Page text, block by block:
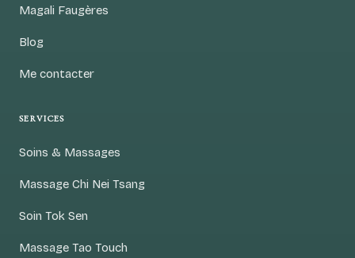
Magali Faugères
Blog
Me contacter
SERVICES
Soins & Massages
Massage Chi Nei Tsang
Soin Tok Sen
Massage Tao Touch